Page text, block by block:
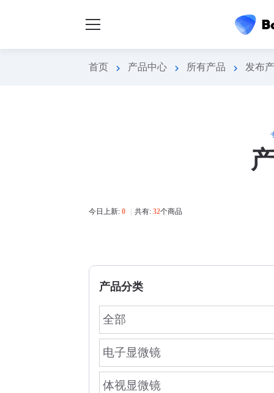
首页 chevron_right 产品中心 chevron_right 所有产品 chevron_right 发布
今日上新: 0 共有: 32个商品
产品分类
全部
电子显微镜
体视显微镜